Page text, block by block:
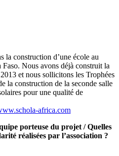
la construction d’une école au
Nous avons déjà construit la
et nous sollicitons les Trophées
la construction de la seconde salle
pour une qualité de
africa.com
porteuse du projet / Quelles
réalisées par l’association ?